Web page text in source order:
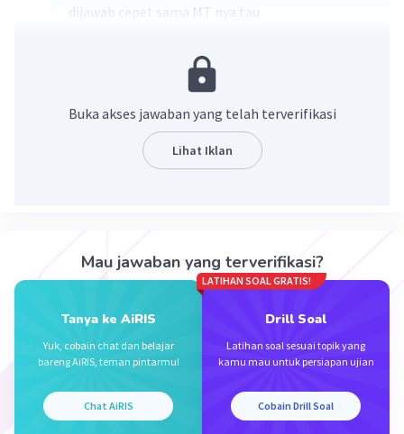
dijawab cepet sama MT nya tau
Buka akses jawaban yang telah terverifikasi
Lihat Iklan
Mau jawaban yang terverifikasi?
Tanya ke AiRIS
Yuk, cobain chat dan belajar
bareng AiRIS, teman pintarmu!
Chat AiRIS
LATIHAN SOAL GRATIS!
Drill Soal
Latihan soal sesuai topik yang
kamu mau untuk persiapan ujian
Cobain Drill Soal